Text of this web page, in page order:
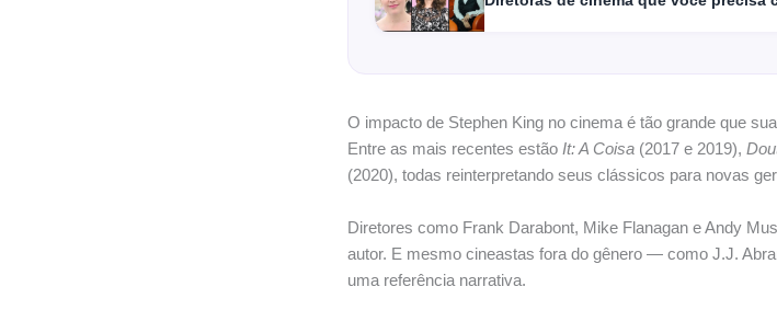
O impacto de Stephen King no cinema é tão grande que
Entre as mais recentes estão It: A Coisa (2017 e 2019),
(2020), todas reinterpretando seus clássicos para novas
Diretores como Frank Darabont, Mike Flanagan e Andy
autor. E mesmo cineastas fora do gênero — como J.J.
uma referência narrativa.